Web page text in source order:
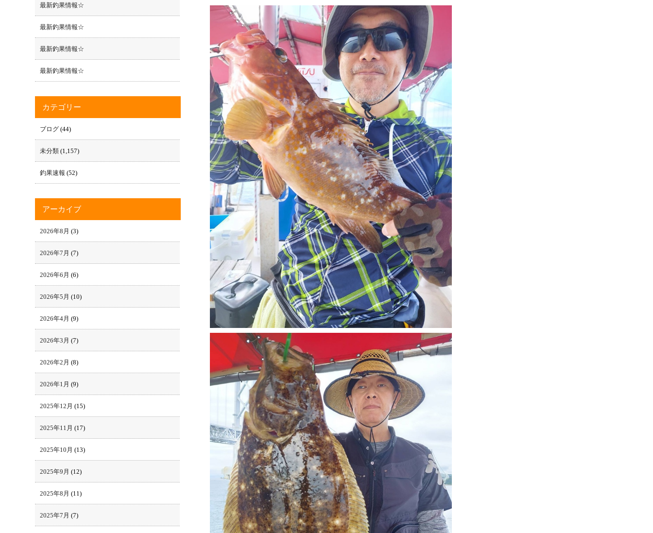
最新釣果情報☆
最新釣果情報☆
最新釣果情報☆
最新釣果情報☆
カテゴリー
ブログ (44)
未分類 (1,157)
釣果速報 (52)
アーカイブ
2026年8月 (3)
2026年7月 (7)
2026年6月 (6)
2026年5月 (10)
2026年4月 (9)
2026年3月 (7)
2026年2月 (8)
2026年1月 (9)
2025年12月 (15)
2025年11月 (17)
2025年10月 (13)
2025年9月 (12)
2025年8月 (11)
2025年7月 (7)